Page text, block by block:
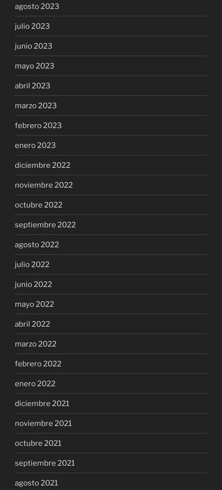
agosto 2023
julio 2023
junio 2023
mayo 2023
abril 2023
marzo 2023
febrero 2023
enero 2023
diciembre 2022
noviembre 2022
octubre 2022
septiembre 2022
agosto 2022
julio 2022
junio 2022
mayo 2022
abril 2022
marzo 2022
febrero 2022
enero 2022
diciembre 2021
noviembre 2021
octubre 2021
septiembre 2021
agosto 2021